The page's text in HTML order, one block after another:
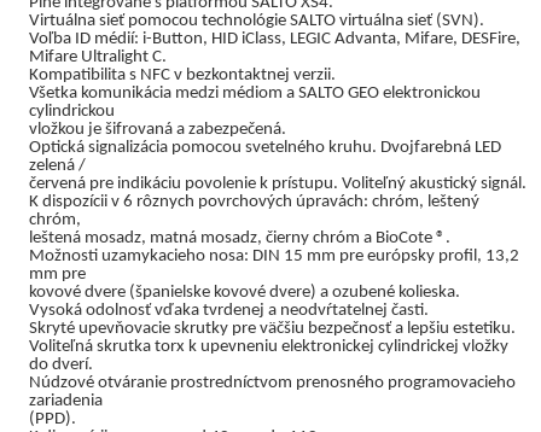
Virtuálna sieť pomocou technológie SALTO virtuálna sieť (SVN).
Voľba ID médií: i-Button, HID iClass, LEGIC Advanta, Mifare, DESFire,
Mifare Ultralight C.
Kompatibilita s NFC v bezkontaktnej verzii.
Všetka komunikácia medzi médiom a SALTO GEO elektronickou
cylindrickou
vložkou je šifrovaná a zabezpečená.
Optická signalizácia pomocou svetelného kruhu. Dvojfarebná LED
zelená /
červená pre indikáciu povolenie k prístupu. Voliteľný akustický signál.
K dispozícii v 6 rôznych povrchových úpravách: chróm, leštený
chróm,
leštená mosadz, matná mosadz, čierny chróm a BioCote ®.
Možnosti uzamykacieho nosa: DIN 15 mm pre európsky profil, 13,2
mm pre
kovové dvere (španielske kovové dvere) a ozubené kolieska.
Vysoká odolnosť vďaka tvrdenej a neodvŕtatelnej časti.
Skryté upevňovacie skrutky pre väčšiu bezpečnosť a lepšiu estetiku.
Voliteľná skrutka torx k upevneniu elektronickej cylindrickej vložky
do dverí.
Núdzové otváranie prostredníctvom prenosného programovacieho
zariadenia
(PPD).